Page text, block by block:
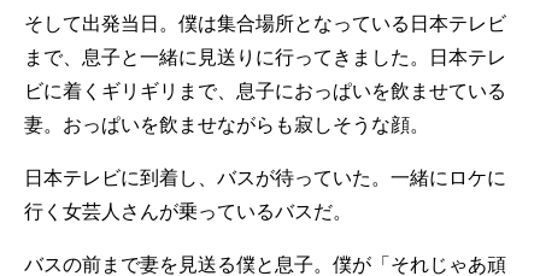
そして出発当日。僕は集合場所となっている日本テレビ
まで、息子と一緒に見送りに行ってきました。日本テレ
ビに着くギリギリまで、息子におっぱいを飲ませている
妻。おっぱいを飲ませながらも寂しそうな顔。
日本テレビに到着し、バスが待っていた。一緒にロケに
行く女芸人さんが乗っているバスだ。
バスの前まで妻を見送る僕と息子。僕が「それじゃあ頑